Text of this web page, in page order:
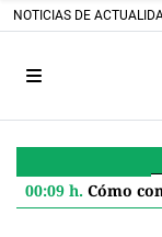
NOTICIAS DE
00:09 h. Cómo convertir tu